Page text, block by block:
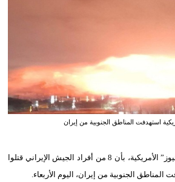
إعلام
تعليم
علوم
وتكنولوجيا
استهدفت المناطق الجنوبية من إيران
أفادت شبكة “إيه بي سي نيوز” الأمريكية، بأن 8 من أفراد الجيش الإيراني قتلوا
الجنوبية من إيران، اليوم الأربعاء.